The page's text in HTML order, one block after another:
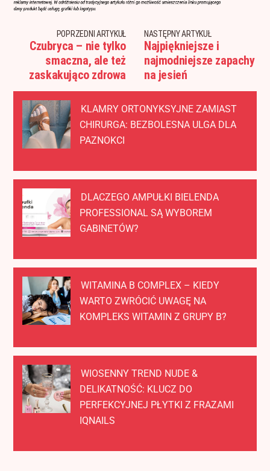
POPRZEDNI ARTYKUŁ
Czubryca – nie tylko
smaczna, ale też
zaskakująco zdrowa
NASTĘPNY ARTYKUŁ
Najpiękniejsze i
najmodniejsze zapachy
na jesień
KLAMRY ORTONYKSYJNE ZAMIAST
CHIRURGA: BEZBOLESNA ULGA DLA
PAZNOKCI
DLACZEGO AMPUŁKI BIELENDA
PROFESSIONAL SĄ WYBOREM
GABINETÓW?
WITAMINA B COMPLEX – KIEDY
WARTO ZWRÓCIĆ UWAGĘ NA
KOMPLEKS WITAMIN Z GRUPY B?
WIOSENNY TREND NUDE &
DELIKATNOŚĆ: KLUCZ DO
PERFEKCYJNEJ PŁYTKI Z FRAZAMI
IQNAILS